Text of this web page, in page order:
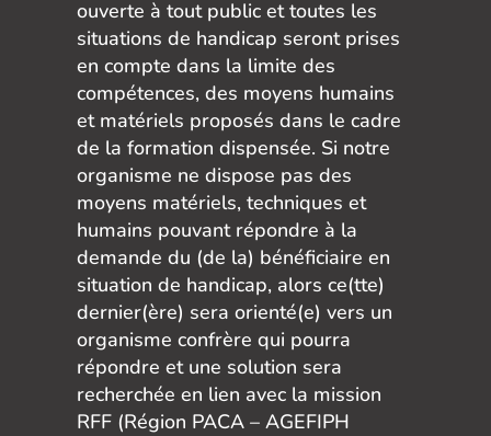
ouverte à tout public et toutes les
situations de handicap seront prises
en compte dans la limite des
compétences, des moyens humains
et matériels proposés dans le cadre
de la formation dispensée. Si notre
organisme ne dispose pas des
moyens matériels, techniques et
humains pouvant répondre à la
demande du (de la) bénéficiaire en
situation de handicap, alors ce(tte)
dernier(ère) sera orienté(e) vers un
organisme confrère qui pourra
répondre et une solution sera
recherchée en lien avec la mission
RFF (Région PACA – AGEFIPH